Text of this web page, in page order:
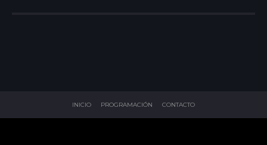
INICIO PROGRAMACIÓN CONTACTO